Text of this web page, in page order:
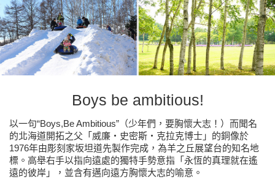
Boys be ambitious!
以一句“Boys,Be Ambitious”（少年們，要胸懷大志！）而聞名
的北海道開拓之父「威廉‧史密斯‧克拉克博士」的銅像於
1976年由彫刻家坂坦道先製作完成，為羊之丘展望台的知名地
標。高舉右手以指向遠處的獨特手勢意指「永恆的真理就在遙
遠的彼岸」，並含有邁向遠方胸懷大志的喻意。